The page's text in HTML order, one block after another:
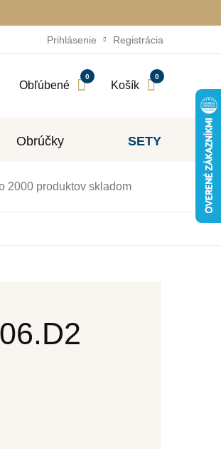
Prihlásenie Registrácia
Obľúbené
0
Košík
0
Obrúčky SETY
2000 produktov skladom